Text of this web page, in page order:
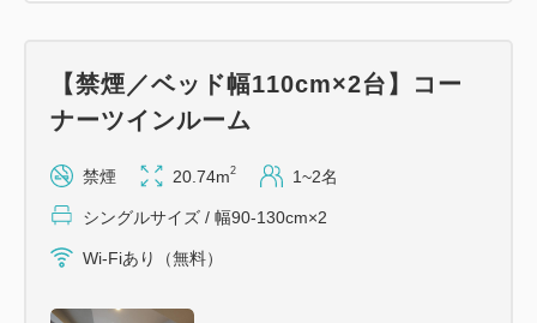
【禁煙／ベッド幅110cm×2台】コー
ナーツインルーム
禁煙 20.74m2 1~2名
シングルサイズ / 幅90-130cm×2
Wi-Fiあり（無料）